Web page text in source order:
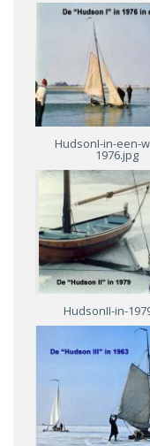
HudsonI-in-een-
1976.jpg
HudsonII-in-